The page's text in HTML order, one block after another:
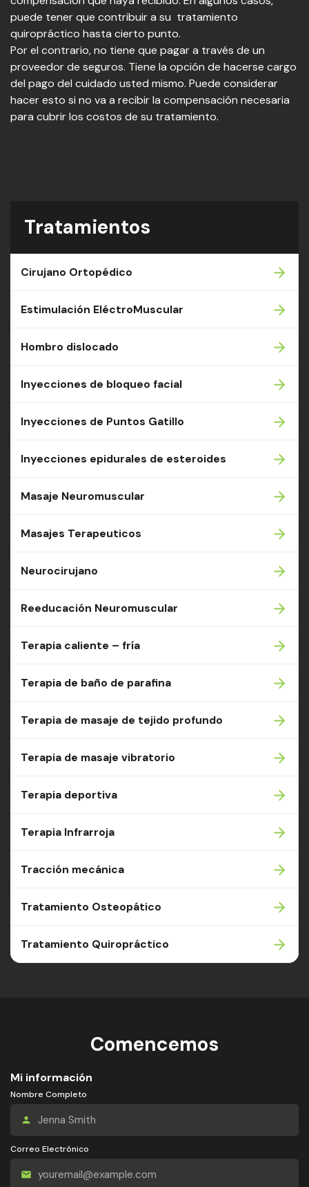
puede tener que contribuir a su tratamiento
quiropráctico hasta cierto punto.
Por el contrario, no tiene que pagar a través de un
proveedor de seguros. Tiene la opción de hacerse cargo
del pago del cuidado usted mismo. Puede considerar
hacer esto si no va a recibir la compensación necesaria
para cubrir los costos de su tratamiento.
Tratamientos
Cirujano Ortopédico
Estimulación EléctroMuscular
Hombro dislocado
Inyecciones de bloqueo facial
Inyecciones de Puntos Gatillo
Inyecciones epidurales de esteroides
Masaje Neuromuscular
Masajes Terapeuticos
Neurocirujano
Reeducación Neuromuscular
Terapia caliente – fría
Terapia de baño de parafina
Terapia de masaje de tejido profundo
Terapia de masaje vibratorio
Terapia deportiva
Terapia Infrarroja
Tracción mecánica
Tratamiento Osteopático
Tratamiento Quiropráctico
Comencemos
Mi información
Nombre Completo
Correo Electrónico